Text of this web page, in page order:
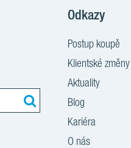
Odkazy
Postup koupě
Klientské změny
Aktuality
Blog
Kariéra
O nás